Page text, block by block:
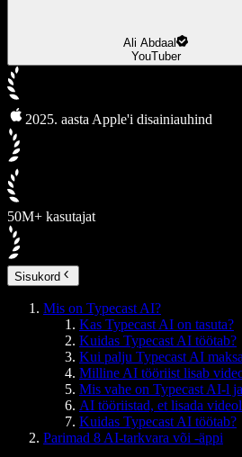
Ali Abdaal
YouTuber
2025. aasta Apple'i disainiauhind
50M+ kasutajat
Sisukord
Mis on Typecast AI?
Kas Typecast AI on tasuta?
Kuidas Typecast AI töötab?
Kui palju Typecast AI
Milline AI tööriist lisab
Mis vahe on Typecast AI-l
AI tööriistad, et lisada
Kuidas Typecast AI töötab?
Parimad 8 AI-tarkvara või -äppi